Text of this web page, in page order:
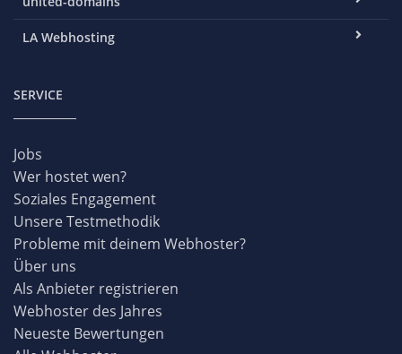
LA Webhosting
SERVICE
Jobs
Wer hostet wen?
Soziales Engagement
Unsere Testmethodik
Probleme mit deinem Webhoster?
Über uns
Als Anbieter registrieren
Webhoster des Jahres
Neueste Bewertungen